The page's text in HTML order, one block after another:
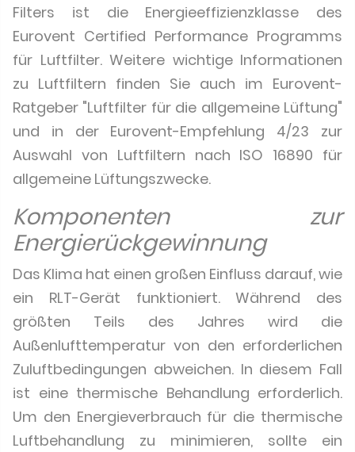
Filters ist die Energieeffizienzklasse des
Eurovent Certified Performance Programms
für Luftfilter. Weitere wichtige Informationen
zu Luftfiltern finden Sie auch im Eurovent-
Ratgeber "Luftfilter für die allgemeine Lüftung"
und in der Eurovent-Empfehlung 4/23 zur
Auswahl von Luftfiltern nach ISO 16890 für
allgemeine Lüftungszwecke.
Komponenten zur
Energierückgewinnung
Das Klima hat einen großen Einfluss darauf, wie
ein RLT-Gerät funktioniert. Während des
größten Teils des Jahres wird die
Außenlufttemperatur von den erforderlichen
Zuluftbedingungen abweichen. In diesem Fall
ist eine thermische Behandlung erforderlich.
Um den Energieverbrauch für die thermische
Luftbehandlung zu minimieren, sollte ein